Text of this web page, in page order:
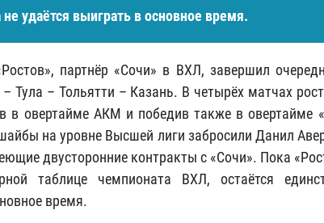
удаётся выиграть в основное время.
партнёр «Сочи» в ВХЛ, завершил
Тула – Тольятти – Казань. В четырёх матчах
в овертайме АКМ и победив также в овертайме
на уровне Высшей лиги забросили Данил
двусторонние контракты с «Сочи». Пока
таблице чемпионата ВХЛ, остаётся
время.